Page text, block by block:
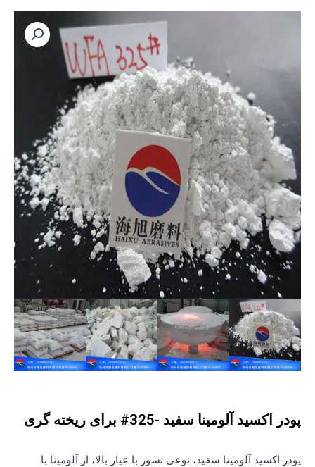
پودر اکسید آلومینا سفید -325# برای ریخته گری
پودر اکسید آلومینا سفید، نوعی نسوز با عیار بالا، از آلومینا با